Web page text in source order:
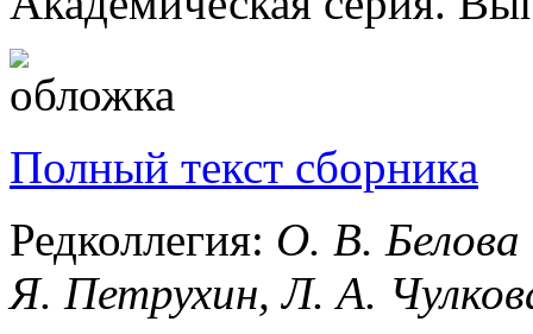
Полный текст сборника
Редколлегия: О. В. Белова
Я. Петрухин, Л. A.